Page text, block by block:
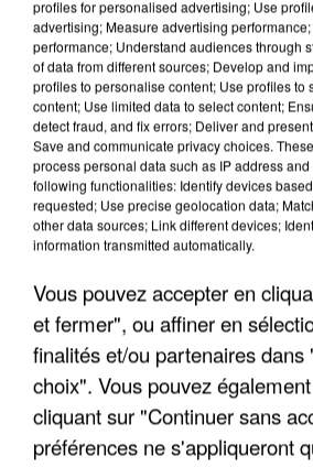
APRÈS TOUTES CES
DE FAUNE SAUVAGE SONT...
profiles for personalised advertising; Use
advertising; Measure advertising
performance; Understand audiences through
of data from different sources; Develop and
profiles to personalise content; Use profiles to
content; Use limited data to select content;
detect fraud, and fix errors; Deliver and
Save and communicate privacy choices.
process personal data such as IP address
following functionalities: Identify devices
requested; Use precise geolocation data;
other data sources; Link different devices;
information transmitted automatically.
Vous pouvez accepter en
et fermer", ou affiner en
finalités et/ou partenaires
choix". Vous pouvez
cliquant sur "Continuer sans
préférences ne s'appliqueront